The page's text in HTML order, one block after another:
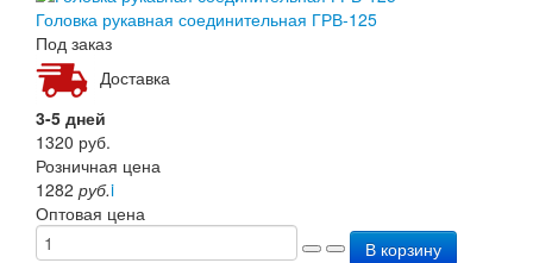
Головка рукавная соединительная ГРВ-125
Под заказ
Доставка
3-5 дней
1320 руб.
Розничная цена
1282 руб.i
Оптовая цена
В корзину